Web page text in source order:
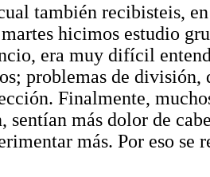
también recibisteis,
hicimos estudio
era muy difícil
problemas de división,
Finalmente,
sentían más dolor de
más. Por eso se